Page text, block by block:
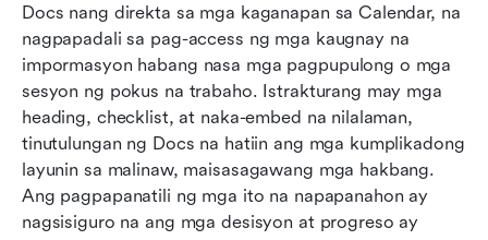
Docs nang direkta sa mga kaganapan sa Calendar, na
nagpapadali sa pag-access ng mga kaugnay na
impormasyon habang nasa mga pagpupulong o mga
sesyon ng pokus na trabaho. Istrakturang may mga
heading, checklist, at naka-embed na nilalaman,
tinutulungan ng Docs na hatiin ang mga kumplikadong
layunin sa malinaw, maisasagawang mga hakbang.
Ang pagpapanatili ng mga ito na napapanahon ay
nagsisiguro na ang mga desisyon at progreso ay